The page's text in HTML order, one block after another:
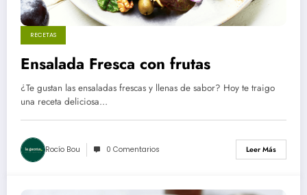
RECETAS
Ensalada Fresca con frutas
¿Te gustan las ensaladas frescas y llenas de sabor? Hoy te traigo
una receta deliciosa…
Rocío Bou 0 Comentarios Leer Más